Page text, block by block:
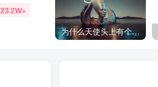
23.2W+
为什么天使头上有个圈？